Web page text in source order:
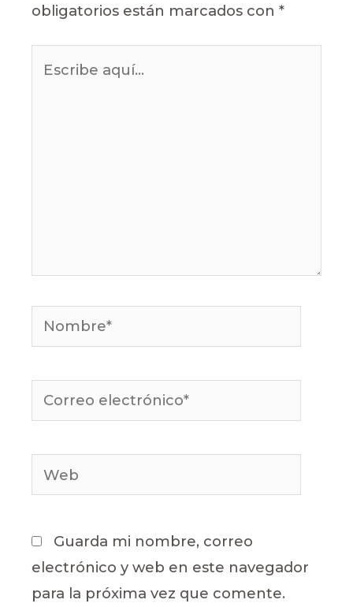
obligatorios están marcados con *
Nombre*
Correo
electrónico*
Web
Guarda mi nombre, correo
electrónico y web en este navegador
para la próxima vez que comente.